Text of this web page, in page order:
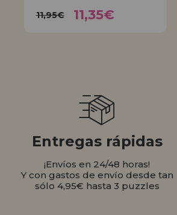
11,95€ 11,35€
Entregas rápidas
¡Envíos en 24/48 horas!
Y con gastos de envío desde tan
sólo 4,95€ hasta 3 puzzles